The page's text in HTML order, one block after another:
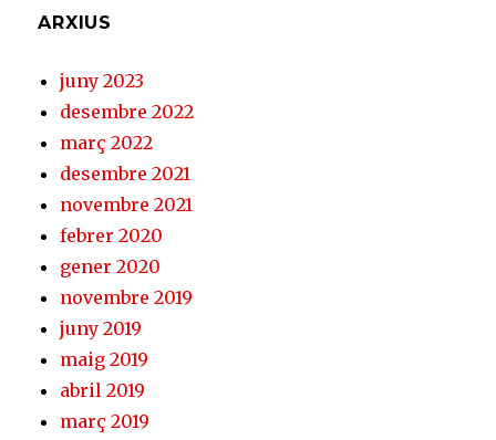
ARXIUS
juny 2023
desembre 2022
març 2022
desembre 2021
novembre 2021
febrer 2020
gener 2020
novembre 2019
juny 2019
maig 2019
abril 2019
març 2019